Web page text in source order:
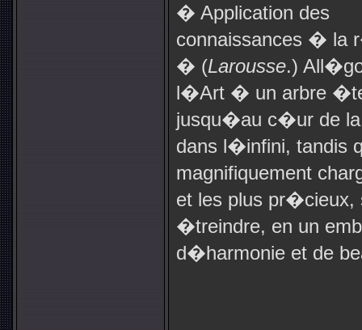
� Application des
connaissances � la
� (Larousse.)
l�Art � un arbre
jusqu�au c�ur de
dans l�infini, tandis
magnifiquement
et les plus
�treindre, en un
d�harmonie et de